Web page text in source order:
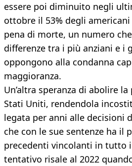
essere poi diminuito negli
ottobre il 53% degli
pena di morte, un numero
differenze tra i più anziani e i
oppongono alla condanna
maggioranza.
Un’altra speranza di abolire
Stati Uniti, rendendola
legata per anni alle decisioni
che con le sue sentenze ha il
precedenti vincolanti in tutto il
tentativo risale al 2022